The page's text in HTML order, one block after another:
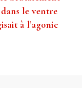
le ventre
à l’agonie